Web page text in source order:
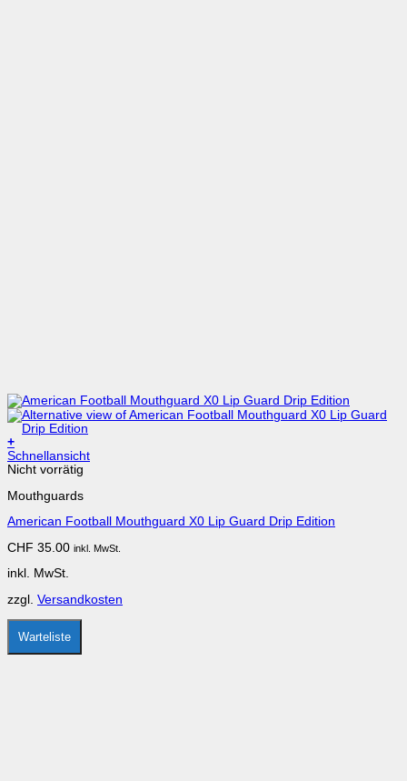
+
Dieses
Produkt
mehrere
auf.
Optionen
auf
Produktseite
gewählt
werden
Schnellansicht
Nicht vorrätig
Mouthguards
American Football Mouthguard X0 Lip Guard Drip Edition
CHF 35.00 inkl. MwSt.
inkl. MwSt.
zzgl. Versandkosten
Warteliste